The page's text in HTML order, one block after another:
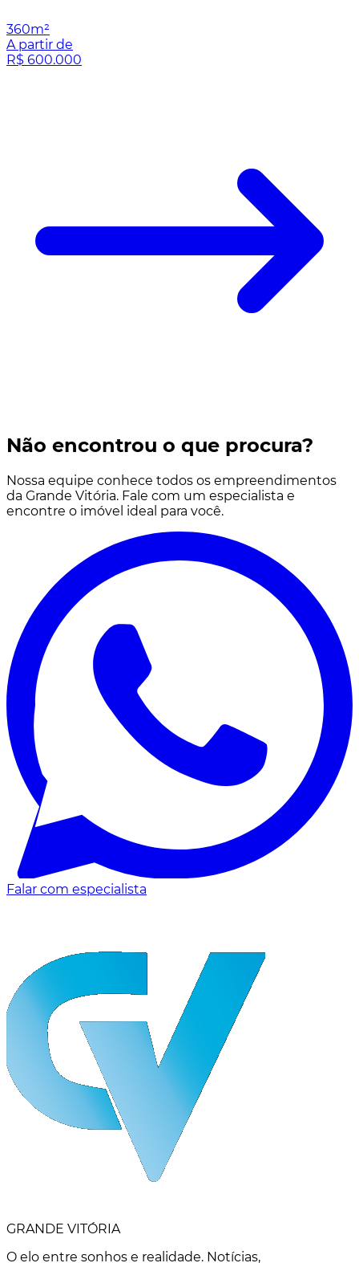
360m²
A partir de
R$ 600.000
Não encontrou o que procura?
Nossa equipe conhece todos os empreendimentos
da Grande Vitória. Fale com um especialista e
encontre o imóvel ideal para você.
Falar com especialista
GRANDE VITÓRIA
O elo entre sonhos e realidade. Notícias,